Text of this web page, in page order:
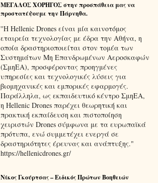
ΜΕΓΑΛΟΣ ΧΟΡΗΓΟΣ στην προσπάθεια μας να
προστατέψουμε την Πάρνηθα.
''Η Hellenic Drones είναι μία καινοτόμος
εταιρεία τεχνολογίας με έδρα την Αθήνα, η
οποία δραστηριοποιείται στον τομέα των
Συστημάτων Μη Επανδρωμένων Αεροσκαφών
(ΣμηΕΑ), προσφέροντας προηγμένες
υπηρεσίες και τεχνολογικές λύσεις για
βιομηχανικές και εμπορικές εφαρμογές.
Παράλληλα, ως εκπαιδευτικό κέντρο ΣμηΕΑ,
η Hellenic Drones παρέχει θεωρητική και
πρακτική εκπαίδευση και πιστοποίηση
χειριστών Drones σύμφωνα με τα ευρωπαϊκά
πρότυπα, ενώ συμμετέχει ενεργά σε
δραστηριότητες έρευνας και ανάπτυξης."
https://hellenicdrones.gr/
Νίκος Γκούρτσας – Ειδικός Πρώτων Βοηθειών